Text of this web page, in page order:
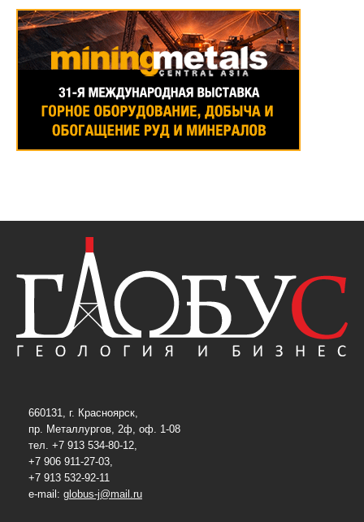
660131, г. Красноярск,
пр. Металлургов, 2ф, оф. 1-08
тел. +7 913 534-80-12,
+7 906 911-27-03,
+7 913 532-92-11
e-mail: globus-j@mail.ru